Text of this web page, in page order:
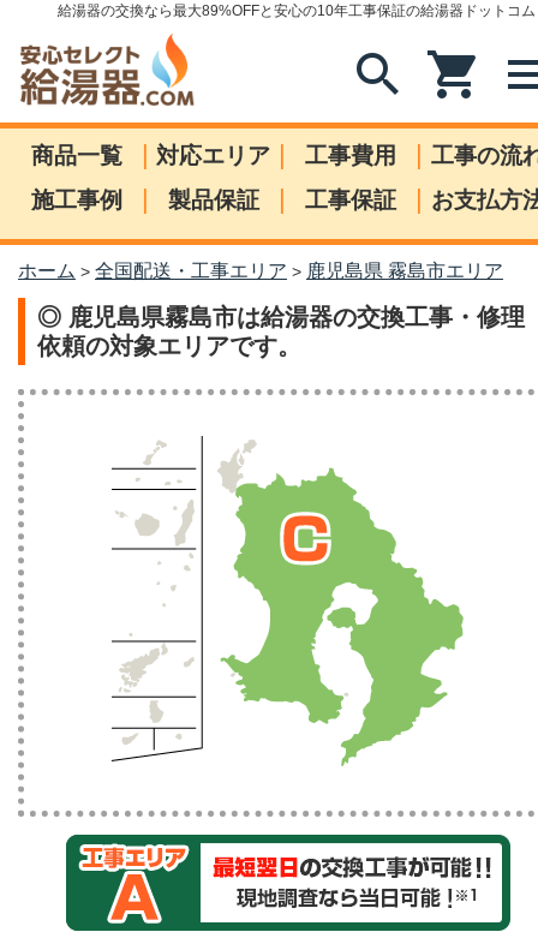
給湯器の交換なら最大89%OFFと安心の10年工事保証の給湯器ドットコム
search shopping_cart
商品一覧 | 対応エリア | 工事費用 | 工事の流
施工事例
| 製品保証 | 工事保証 | お支払方
ホーム > 全国配送・工事エリア > 鹿児島県 霧島市エリア
◎ 鹿児島県霧島市は給湯器の交換工事・修理
依頼の対象エリアです。